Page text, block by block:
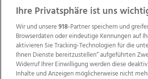
TV1 di-mog-i.at OÖNow
Ihre Privatsphäre ist uns
Wir und unsere918-Partner speichern und
Browserdaten oder eindeutige Kennungen auf
aktivieren Sie Tracking-Technologien für die
Ihnen Dienste bereitzustellen“ aufgeführten
Widerruf Ihrer Einwilligung werden diese
Inhalte und Anzeigen möglicherweise nicht